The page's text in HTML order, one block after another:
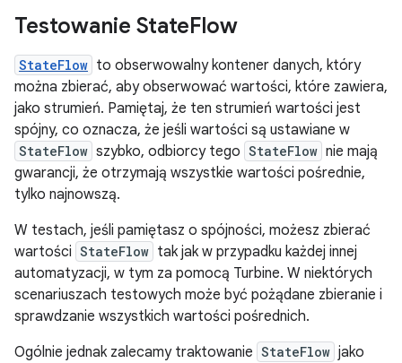
Testowanie StateFlow
StateFlow to obserwowalny kontener danych, który
można zbierać, aby obserwować wartości, które zawiera,
jako strumień. Pamiętaj, że ten strumień wartości jest
spójny, co oznacza, że jeśli wartości są ustawiane w
StateFlow szybko, odbiorcy tego StateFlow nie mają
gwarancji, że otrzymają wszystkie wartości pośrednie,
tylko najnowszą.
W testach, jeśli pamiętasz o spójności, możesz zbierać
wartości StateFlow tak jak w przypadku każdej innej
automatyzacji, w tym za pomocą Turbine. W niektórych
scenariuszach testowych może być pożądane zbieranie i
sprawdzanie wszystkich wartości pośrednich.
Ogólnie jednak zalecamy traktowanie StateFlow jako